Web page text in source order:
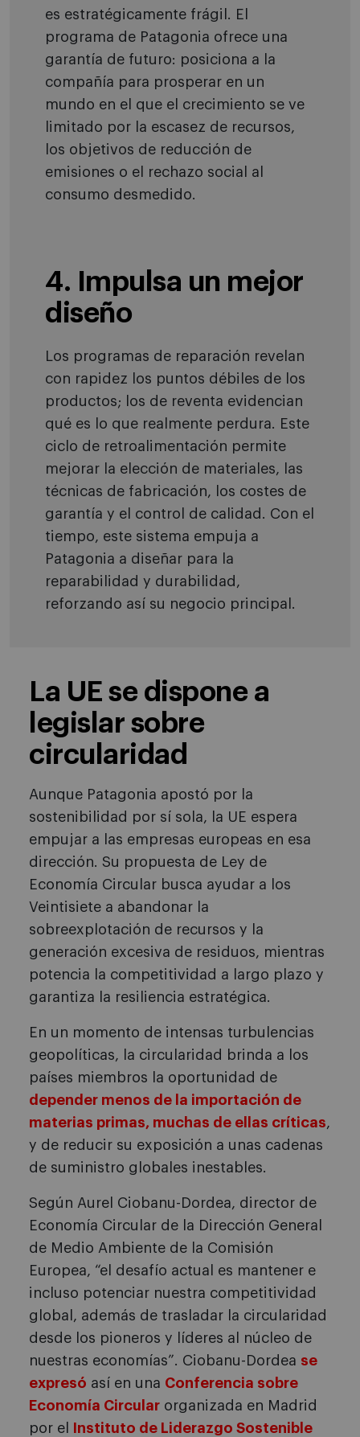
es estratégicamente frágil. El
programa de Patagonia ofrece una
garantía de futuro: posiciona a la
compañía para prosperar en un
mundo en el que el crecimiento se ve
limitado por la escasez de recursos,
los objetivos de reducción de
emisiones o el rechazo social al
consumo desmedido.
4. Impulsa un mejor
diseño
Los programas de reparación revelan
con rapidez los puntos débiles de los
productos; los de reventa evidencian
qué es lo que realmente perdura. Este
ciclo de retroalimentación permite
mejorar la elección de materiales, las
técnicas de fabricación, los costes de
garantía y el control de calidad. Con el
tiempo, este sistema empuja a
Patagonia a diseñar para la
reparabilidad y durabilidad,
reforzando así su negocio principal.
La UE se dispone a
legislar sobre
circularidad
Aunque Patagonia apostó por la
sostenibilidad por sí sola, la UE espera
empujar a las empresas europeas en esa
dirección. Su propuesta de Ley de
Economía Circular busca ayudar a los
Veintisiete a abandonar la
sobreexplotación de recursos y la
generación excesiva de residuos, mientras
potencia la competitividad a largo plazo y
garantiza la resiliencia estratégica.
En un momento de intensas turbulencias
geopolíticas, la circularidad brinda a los
países miembros la oportunidad de
depender menos de la importación de
materias primas, muchas de ellas críticas,
y de reducir su exposición a unas cadenas
de suministro globales inestables.
Según Aurel Ciobanu-Dordea, director de
Economía Circular de la Dirección General
de Medio Ambiente de la Comisión
Europea, “el desafío actual es mantener e
incluso potenciar nuestra competitividad
global, además de trasladar la circularidad
desde los pioneros y líderes al núcleo de
nuestras economías”. Ciobanu-Dordea se
expresó así en una Conferencia sobre
Economía Circular organizada en Madrid
por el
Instituto de Liderazgo Sostenible